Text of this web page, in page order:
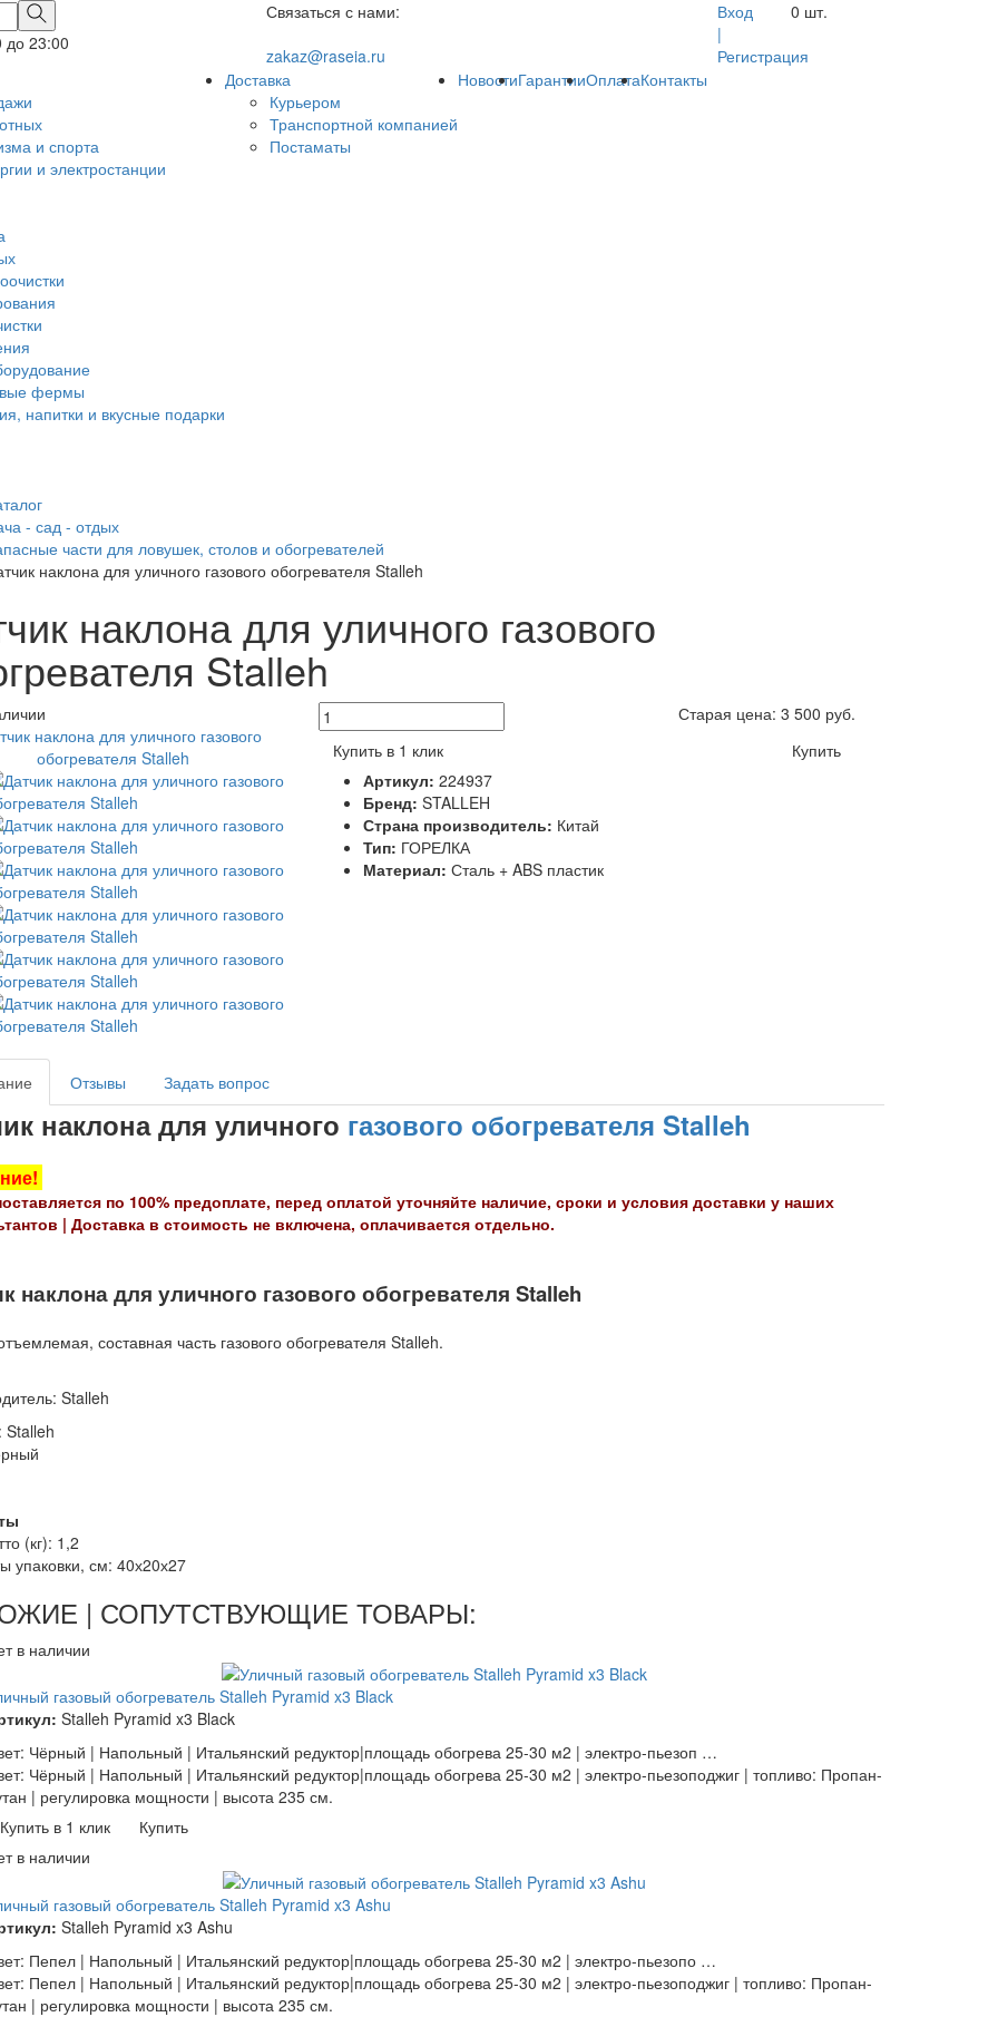
до 23:00
Связаться с нами:
zakaz@raseia.ru
Вход
|
Регистрация
0 шт.
и спорта
и электростанции
фермы
напитки и вкусные подарки
Доставка
Курьером
Транспортной компанией
Постаматы
НовостиГарантииОплатаКонтакты
- сад - отдых
части для ловушек, столов и обогревателей
наклона для уличного газового обогревателя Stalleh
наклона для уличного газового
Stalleh
Старая цена: 3 500 руб.
Купить в 1 клик
Купить
Артикул: 224937
Бренд: STALLEH
Страна производитель: Китай
Тип: ГОРЕЛКА
Материал: Сталь + ABS пластик
Отзывы Задать вопрос
наклона для уличного газового обогревателя Stalleh
по 100% предоплате, перед оплатой уточняйте наличие, сроки и условия доставки у наших
| Доставка в стоимость не включена, оплачивается отдельно.
наклона для уличного газового обогревателя Stalleh
составная часть газового обогревателя Stalleh.
Stalleh
(кг): 1,2
упаковки, см: 40х20х27
| СОПУТСТВУЮЩИЕ ТОВАРЫ:
в наличии
газовый обогреватель Stalleh Pyramid x3 Black
Stalleh Pyramid x3 Black
Чёрный | Напольный | Итальянский редуктор|площадь обогрева 25-30 м2 | электро-пьезоп …
Чёрный | Напольный | Итальянский редуктор|площадь обогрева 25-30 м2 | электро-пьезоподжиг | топливо: Пропан-
| регулировка мощности | высота 235 см.
Купить в 1 клик
Купить
в наличии
газовый обогреватель Stalleh Pyramid x3 Ashu
Stalleh Pyramid x3 Ashu
Пепел | Напольный | Итальянский редуктор|площадь обогрева 25-30 м2 | электро-пьезопо …
Пепел | Напольный | Итальянский редуктор|площадь обогрева 25-30 м2 | электро-пьезоподжиг | топливо: Пропан-
| регулировка мощности | высота 235 см.